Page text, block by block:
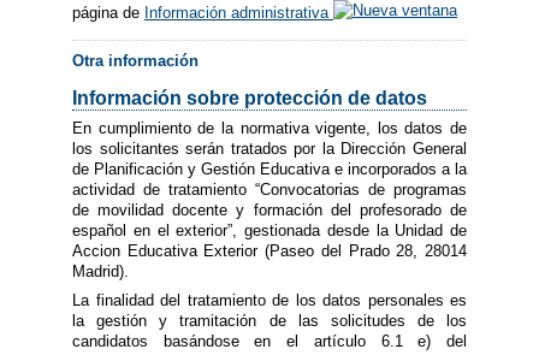
página de Información administrativa
Otra información
Información sobre protección de datos
En cumplimiento de la normativa vigente, los datos de
los solicitantes serán tratados por la Dirección General
de Planificación y Gestión Educativa e incorporados a la
actividad de tratamiento “Convocatorias de programas
de movilidad docente y formación del profesorado de
español en el exterior”, gestionada desde la Unidad de
Accion Educativa Exterior (Paseo del Prado 28, 28014
Madrid).
La finalidad del tratamiento de los datos personales es
la gestión y tramitación de las solicitudes de los
candidatos basándose en el artículo 6.1 e) del